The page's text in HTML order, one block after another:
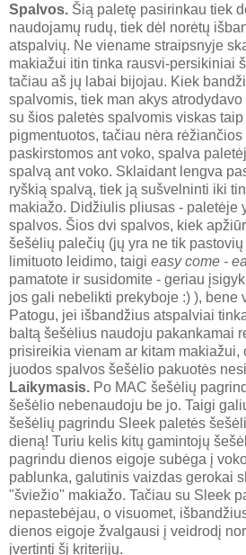
Spalvos. Šią paletę pasirinkau tiek
naudojamų rudų, tiek dėl norėtų
atspalvių. Ne viename straipsnyje
makiažui itin tinka rausvi-persikiniai
tačiau aš jų labai bijojau. Kiek
spalvomis, tiek man akys
su šios paletės spalvomis viskas
pigmentuotos, tačiau nėra
paskirstomos ant voko, spalva
spalvą ant voko. Sklaidant lengva
ryškią spalvą, tiek ją sušvelninti iki
makiažo. Didžiulis pliusas - paletėje
spalvos. Šios dvi spalvos, kiek
šešėlių palečių (jų yra ne tik
limituoto leidimo, taigi easy come -
pamatote ir susidomite - geriau
jos gali nebelikti prekyboje :) ), bene
Patogu, jei išbandžius atspalviai
baltą šešėlius naudoju pakankamai
prisireikia vienam ar kitam makiažui,
juodos spalvos šešėlio pakuotės
Laikymasis. Po MAC šešėlių
šešėlio nebenaudoju be jo. Taigi
šešėlių pagrindu Sleek paletės
dieną! Turiu kelis kitų gamintojų
pagrindu dienos eigoje subėga į
pablunka, galutinis vaizdas gerokai
"šviežio" makiažo. Tačiau su Sleek
nepastebėjau, o visuomet,
dienos eigoje žvalgausi į veidrodį
įvertinti šį kriterijų.